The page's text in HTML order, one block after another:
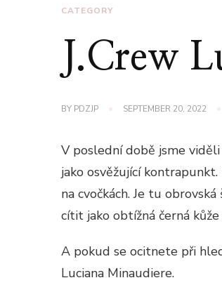
CATEGORY
J.Crew
BY PDZJP SEPTEMBER 20, 2022
V poslední době jsme
jako osvěžující
na cvočkách. Je tu
cítit jako obtížná černá
A pokud se ocitnete při
Luciana Minaudiere.